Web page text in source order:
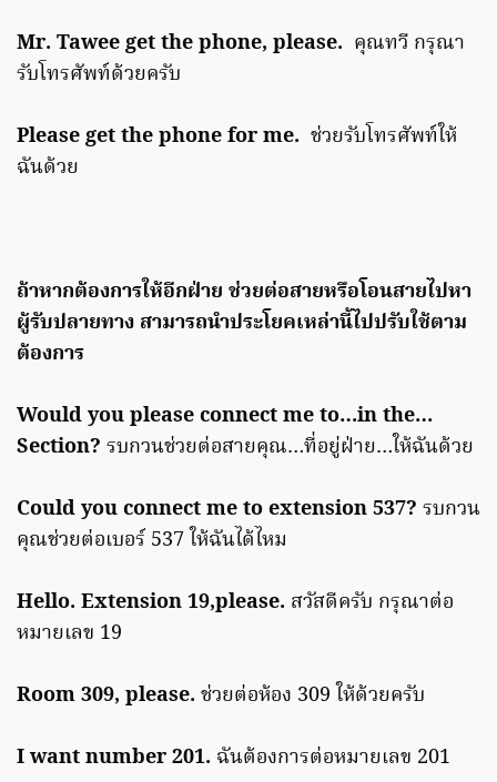
Mr. Tawee get the phone, please. คุณทวี กรุณา
รับโทรศัพท์ด้วยครับ
Please get the phone for me. ช่วยรับโทรศัพท์ให้
ฉันด้วย
ถ้าหากต้องการให้อีกฝ่าย ช่วยต่อสายหรือโอนสายไปหา
ผู้รับปลายทาง สามารถนำประโยคเหล่านี้ไปปรับใช้ตาม
ต้องการ
Would you please connect me to…in the…
Section? รบกวนช่วยต่อสายคุณ…ที่อยู่ฝ่าย…ให้ฉันด้วย
Could you connect me to extension 537? รบกวน
คุณช่วยต่อเบอร์ 537 ให้ฉันได้ไหม
Hello. Extension 19,please. สวัสดีครับ กรุณาต่อ
หมายเลข 19
Room 309, please. ช่วยต่อห้อง 309 ให้ด้วยครับ
I want number 201. ฉันต้องการต่อหมายเลข 201